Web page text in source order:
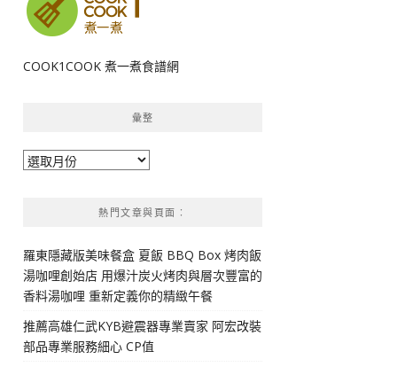
COOK1COOK 煮一煮食譜網
彙整
彙
熱門文章與頁面︰
羅東隱藏版美味餐盒 夏飯 BBQ Box 烤肉飯
湯咖哩創始店 用爆汁炭火烤肉與層次豐富的
香料湯咖哩 重新定義你的精緻午餐
推薦高雄仁武KYB避震器專業賣家 阿宏改裝
部品專業服務細心 CP值